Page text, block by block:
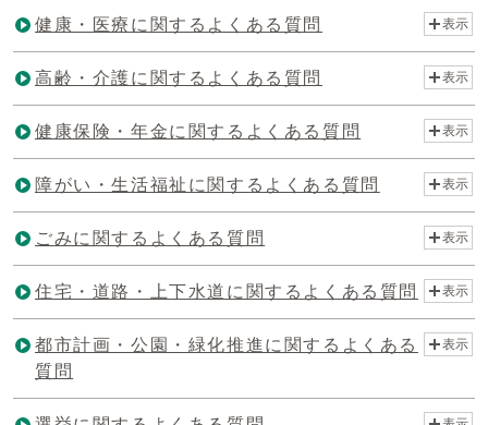
健康・医療に関するよくある質問 表示
高齢・介護に関するよくある質問 表示
健康保険・年金に関するよくある質問 表示
障がい・生活福祉に関するよくある質問 表示
ごみに関するよくある質問 表示
住宅・道路・上下水道に関するよくある質問 表示
都市計画・公園・緑化推進に関するよくある
質問
表示